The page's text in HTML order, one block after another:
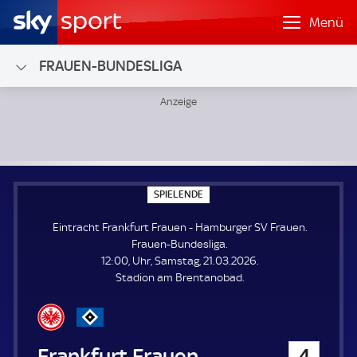
Menü
FRAUEN-BUNDESLIGA
SPIELENDE
P
E
E
N
E
Eintracht Frankfurt Frauen - Hamburger SV Frauen.
Frauen-Bundesliga.
12:00, Uhr, Samstag, 21.03.2026.
Stadion am Brentanobad.